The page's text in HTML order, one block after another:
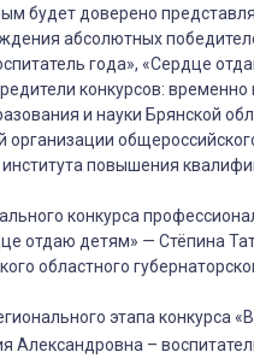
будет доверено
абсолютных
года», «Сердце
конкурсов:
и науки Брянской
организации
института повышения
конкурса
отдаю детям» — Стёпина
областного
этапа конкурса
Александровна –